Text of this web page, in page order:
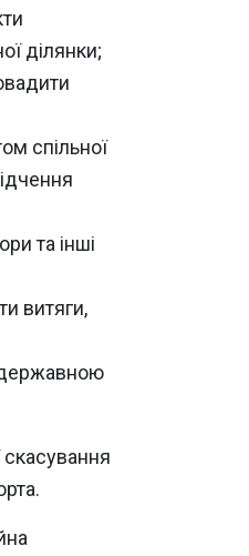
ділянки;
спільної
та інші
витяги,
державною